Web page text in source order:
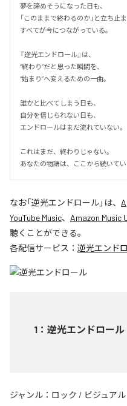
夢を諦めそうになった日も、
「このままで終わるのか」と立ち止
すべてが今につながっている。
『逆光エンドロール』は、
“終わり”だと思った瞬間を、
“始まり”へ変えるための一曲。
誰かと比べてしまう日も、
自分を信じられない日も、
エンドロールはまだ流れていない。
これはまだ、終わりじゃない。
あなたの物語は、ここから続いてい
なお「逆光エンドロール」は、
YouTube Music、 Amazon Music
聴くことができる。
各配信サービス： 逆光エンド
1 ： 逆光エンドロール
ジャンル： ロック / ビジュアル